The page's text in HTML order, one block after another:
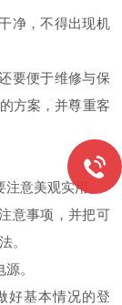
净，不得出现机
要便于维修与保
方案，并尊重客
意美观实用。
意事项，并把可
。
。
基本情况的登